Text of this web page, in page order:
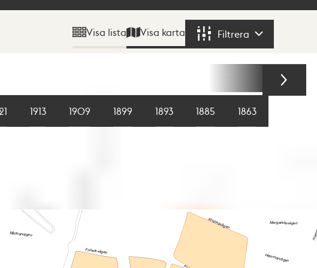
Visa lista Visa karta Filtrera
1913 1909 1899 1893 1885 1863